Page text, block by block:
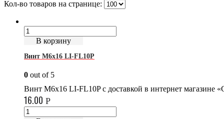
Кол-во товаров на странице:
В корзину
Винт М6х16 LI-FL10P
0 out of 5
Винт М6х16 LI-FL10P с доставкой в интернет магазине
16.00 Р